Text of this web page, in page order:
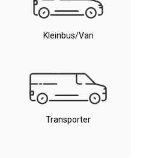
Kleinbus/Van
Transporter